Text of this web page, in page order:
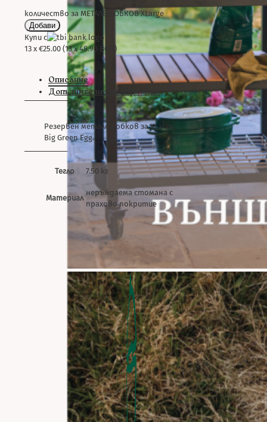
количество за МЕТАЛЕН ОБКОВ XLarge
Добави
Купи с
13 x €25.00 (13 x 48.90 BGN)
Описание
Допълнителна информация
Резервен метален обков за XLarge
Big Green Egg.
Тегло 7.50 кг
Материал
неръждаема стомана с
прахово покритие